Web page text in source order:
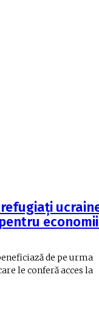
de pe urma
le conferă acces la